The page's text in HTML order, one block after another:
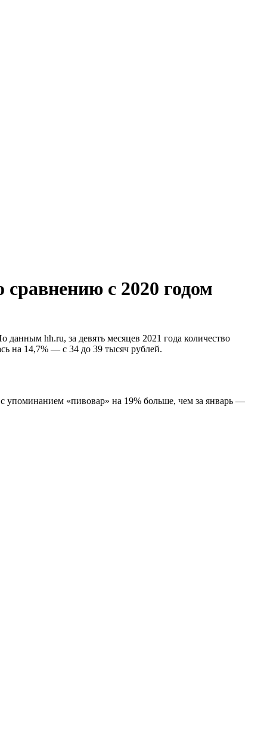
с 2020 годом
hh.ru, за девять месяцев 2021 года количество
на 14,7% — с 34 до 39 тысяч рублей.
упоминанием «пивовар» на 19% больше, чем за январь —